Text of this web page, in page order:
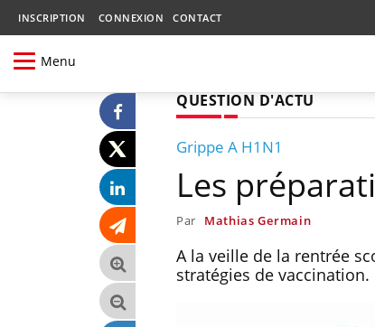
INSCRIPTION CONNEXION CONTACT
Menu
QUESTION D'ACTU
Grippe A H1N1
Les
Par Mathias Germain
A la veille de la rentrée
stratégies de vaccination.